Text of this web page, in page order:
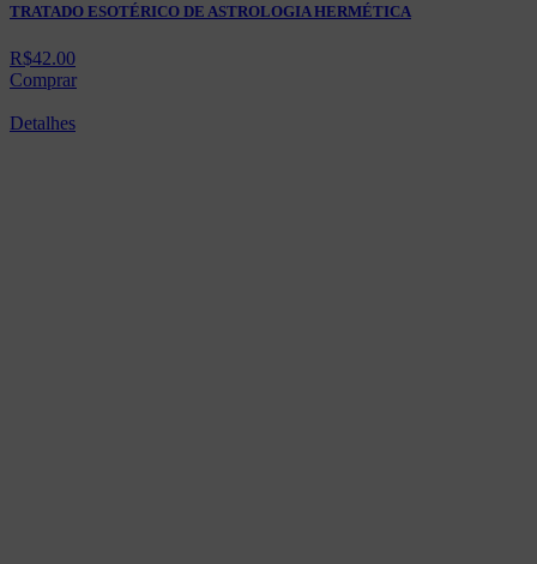
TRATADO ESOTÉRICO DE ASTROLOGIA HERMÉTICA
R$42.00
Comprar
Detalhes